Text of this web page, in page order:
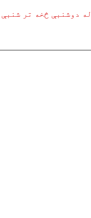
له دوشنبې څخه تر شنبې پورې